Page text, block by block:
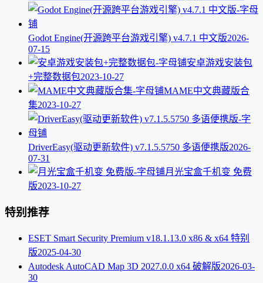
Godot Engine(开源跨平台游戏引擎) v4.7.1 中文版2026-
07-15
安卓游戏安装包
+完整数据包2023-10-27
MAME中文典藏版合
集2023-10-27
DriverEasy(驱动更新软件) v7.1.5.5750 多语便携版2026-
07-31
月光宝盒千机变 免费
版2023-10-27
特别推荐
ESET Smart Security Premium v18.1.13.0 x86 & x64 特别
版2025-04-30
Autodesk AutoCAD Map 3D 2027.0.0 x64 破解版2026-03-
30